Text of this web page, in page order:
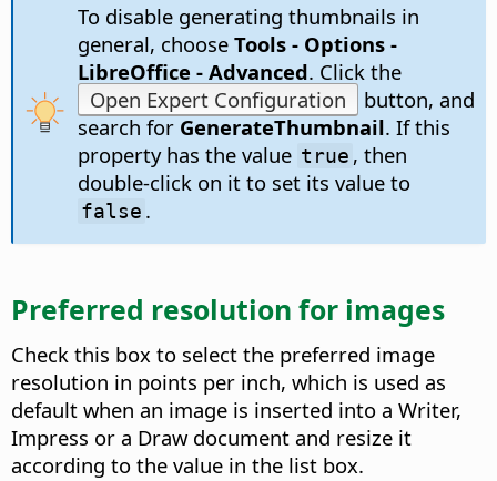
To disable generating thumbnails in
general, choose Tools - Options-
LibreOffice - Advanced. Click the
Open Expert Configuration
button, and
search for GenerateThumbnail. If this
property has the value true , then
double-click on it to set its value to
false .
Preferred resolution for images
Check this box to select the preferred image
resolution in points per inch, which is used as
default when an image is inserted into a Writer,
Impress or a Draw document and resize it
according to the value in the list box.